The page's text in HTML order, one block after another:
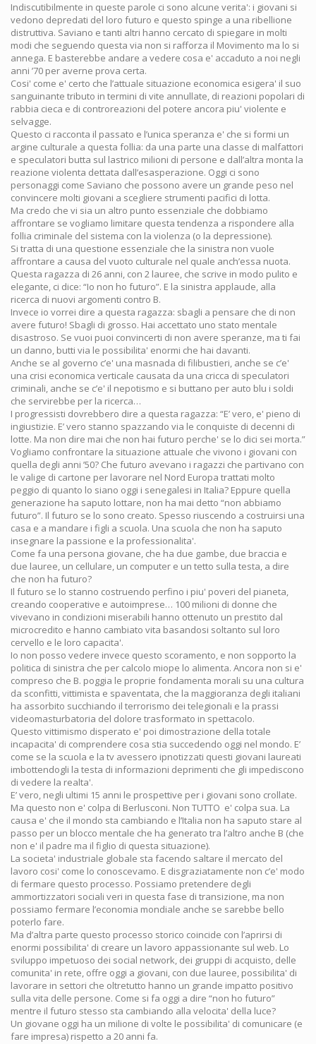
Indiscutibilmente in queste parole ci sono alcune verita': i giovani si
vedono depredati del loro futuro e questo spinge a una ribellione
distruttiva. Saviano e tanti altri hanno cercato di spiegare in molti
modi che seguendo questa via non si rafforza il Movimento ma lo si
annega. E basterebbe andare a vedere cosa e' accaduto a noi negli
anni ’70 per averne prova certa.
Cosi' come e' certo che l’attuale situazione economica esigera' il suo
sanguinante tributo in termini di vite annullate, di reazioni popolari di
rabbia cieca e di controreazioni del potere ancora piu' violente e
selvagge.
Questo ci racconta il passato e l’unica speranza e' che si formi un
argine culturale a questa follia: da una parte una classe di malfattori
e speculatori butta sul lastrico milioni di persone e dall’altra monta la
reazione violenta dettata dall’esasperazione. Oggi ci sono
personaggi come Saviano che possono avere un grande peso nel
convincere molti giovani a scegliere strumenti pacifici di lotta.
Ma credo che vi sia un altro punto essenziale che dobbiamo
affrontare se vogliamo limitare questa tendenza a rispondere alla
follia criminale del sistema con la violenza (o la depressione).
Si tratta di una questione essenziale che la sinistra non vuole
affrontare a causa del vuoto culturale nel quale anch’essa nuota.
Questa ragazza di 26 anni, con 2 lauree, che scrive in modo pulito e
elegante, ci dice: “Io non ho futuro”. E la sinistra applaude, alla
ricerca di nuovi argomenti contro B.
Invece io vorrei dire a questa ragazza: sbagli a pensare che di non
avere futuro! Sbagli di grosso. Hai accettato uno stato mentale
disastroso. Se vuoi puoi convincerti di non avere speranze, ma ti fai
un danno, butti via le possibilita' enormi che hai davanti.
Anche se al governo c’e' una masnada di filibustieri, anche se c’e'
una crisi economica verticale causata da una cricca di speculatori
criminali, anche se c’e' il nepotismo e si buttano per auto blu i soldi
che servirebbe per la ricerca…
I progressisti dovrebbero dire a questa ragazza: “E’ vero, e' pieno di
ingiustizie. E’ vero stanno spazzando via le conquiste di decenni di
lotte. Ma non dire mai che non hai futuro perche' se lo dici sei morta.”
Vogliamo confrontare la situazione attuale che vivono i giovani con
quella degli anni ’50? Che futuro avevano i ragazzi che partivano con
le valige di cartone per lavorare nel Nord Europa trattati molto
peggio di quanto lo siano oggi i senegalesi in Italia? Eppure quella
generazione ha saputo lottare, non ha mai detto “non abbiamo
futuro”. Il futuro se lo sono creato. Spesso riuscendo a costruirsi una
casa e a mandare i figli a scuola. Una scuola che non ha saputo
insegnare la passione e la professionalita'.
Come fa una persona giovane, che ha due gambe, due braccia e
due lauree, un cellulare, un computer e un tetto sulla testa, a dire
che non ha futuro?
Il futuro se lo stanno costruendo perfino i piu' poveri del pianeta,
creando cooperative e autoimprese… 100 milioni di donne che
vivevano in condizioni miserabili hanno ottenuto un prestito dal
microcredito e hanno cambiato vita basandosi soltanto sul loro
cervello e le loro capacita'.
Io non posso vedere invece questo scoramento, e non sopporto la
politica di sinistra che per calcolo miope lo alimenta. Ancora non si e'
compreso che B. poggia le proprie fondamenta morali su una cultura
da sconfitti, vittimista e spaventata, che la maggioranza degli italiani
ha assorbito succhiando il terrorismo dei telegionali e la prassi
videomasturbatoria del dolore trasformato in spettacolo.
Questo vittimismo disperato e' poi dimostrazione della totale
incapacita' di comprendere cosa stia succedendo oggi nel mondo. E’
come se la scuola e la tv avessero ipnotizzati questi giovani laureati
imbottendogli la testa di informazioni deprimenti che gli impediscono
di vedere la realta'.
E’ vero, negli ultimi 15 anni le prospettive per i giovani sono crollate.
Ma questo non e' colpa di Berlusconi. Non TUTTO e' colpa sua. La
causa e' che il mondo sta cambiando e l’Italia non ha saputo stare al
passo per un blocco mentale che ha generato tra l’altro anche B (che
non e' il padre ma il figlio di questa situazione).
La societa' industriale globale sta facendo saltare il mercato del
lavoro cosi' come lo conoscevamo. E disgraziatamente non c’e' modo
di fermare questo processo. Possiamo pretendere degli
ammortizzatori sociali veri in questa fase di transizione, ma non
possiamo fermare l’economia mondiale anche se sarebbe bello
poterlo fare.
Ma d’altra parte questo processo storico coincide con l’aprirsi di
enormi possibilita' di creare un lavoro appassionante sul web. Lo
sviluppo impetuoso dei social network, dei gruppi di acquisto, delle
comunita' in rete, offre oggi a giovani, con due lauree, possibilita' di
lavorare in settori che oltretutto hanno un grande impatto positivo
sulla vita delle persone. Come si fa oggi a dire “non ho futuro”
mentre il futuro stesso sta cambiando alla velocita' della luce?
Un giovane oggi ha un milione di volte le possibilita' di comunicare (e
fare impresa) rispetto a 20 anni fa.